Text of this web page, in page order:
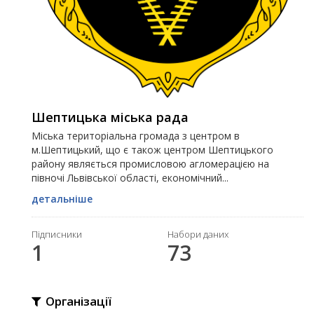
Шептицька міська рада
Міська територіальна громада з центром в
м.Шептицький, що є також центром Шептицького
району являється промисловою агломерацією на
півночі Львівської області, економічний...
детальніше
Підписники
1
Набори даних
73
Організації